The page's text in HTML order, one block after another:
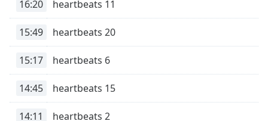
selected
Audio
Track
Picture-
Picture
Fullscreen
This
16:20 heartbeats 11
15:49 heartbeats 20
15:17 heartbeats 6
14:45 heartbeats 15
14:11 heartbeats 2